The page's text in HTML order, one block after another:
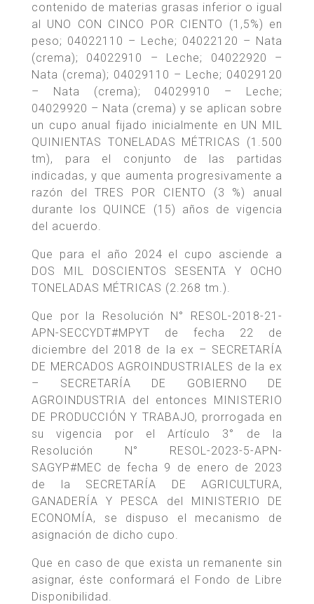
contenido de materias grasas inferior o igual
al UNO CON CINCO POR CIENTO (1,5%) en
peso; 04022110 – Leche; 04022120 – Nata
(crema); 04022910 – Leche; 04022920 –
Nata (crema); 04029110 – Leche; 04029120
– Nata (crema); 04029910 – Leche;
04029920 – Nata (crema) y se aplican sobre
un cupo anual fijado inicialmente en UN MIL
QUINIENTAS TONELADAS MÉTRICAS (1.500
tm), para el conjunto de las partidas
indicadas, y que aumenta progresivamente a
razón del TRES POR CIENTO (3 %) anual
durante los QUINCE (15) años de vigencia
del acuerdo.
Que para el año 2024 el cupo asciende a
DOS MIL DOSCIENTOS SESENTA Y OCHO
TONELADAS MÉTRICAS (2.268 tm.).
Que por la Resolución N° RESOL-2018-21-
APN-SECCYDT#MPYT de fecha 22 de
diciembre del 2018 de la ex – SECRETARÍA
DE MERCADOS AGROINDUSTRIALES de la ex
– SECRETARÍA DE GOBIERNO DE
AGROINDUSTRIA del entonces MINISTERIO
DE PRODUCCIÓN Y TRABAJO, prorrogada en
su vigencia por el Artículo 3° de la
Resolución N° RESOL-2023-5-APN-
SAGYP#MEC de fecha 9 de enero de 2023
de la SECRETARÍA DE AGRICULTURA,
GANADERÍA Y PESCA del MINISTERIO DE
ECONOMÍA, se dispuso el mecanismo de
asignación de dicho cupo.
Que en caso de que exista un remanente sin
asignar, éste conformará el Fondo de Libre
Disponibilidad.